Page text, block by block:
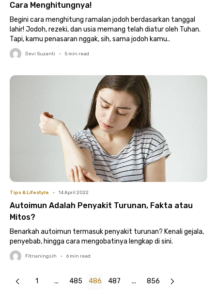
Cara Menghitungnya!
Begini cara menghitung ramalan jodoh berdasarkan tanggal
lahir! Jodoh, rezeki, dan usia memang telah diatur oleh Tuhan.
Tapi, kamu penasaran nggak, sih, sama jodoh kamu..
Devi Suzanti • 5 min read
Tips & Lifestyle • 14 April 2022
Autoimun Adalah Penyakit Turunan, Fakta atau
Mitos?
Benarkah autoimun termasuk penyakit turunan? Kenali gejala,
penyebab, hingga cara mengobatinya lengkap di sini.
Fitrianingsih • 6 min read
1 ... 485 486 487 ... 856